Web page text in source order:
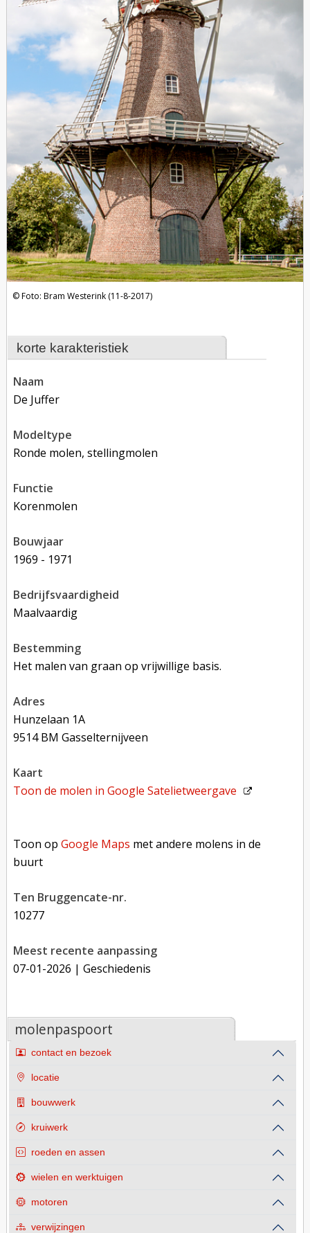
korte karakteristiek
naam
De Juffer
modeltype
Ronde molen, stellingmolen
functie
korenmolen
bouwjaar
1969 - 1971
bedrijfsvaardigheid
Maalvaardig
bestemming
Het malen van graan op vrijwillige basis.
adres
Hunzelaan 1A
9514 BM Gasselternijveen
kaart
Toon de molen inGoogle Satelietweergave
Toon opGoogle Maps met andere molens in de
buurt
Ten Bruggencate-nr.
10277
Meest recente aanpassing
07-01-2026 | Geschiedenis
Foto: Bram Westerink (11-8-2017)
molenpaspoort
contact en bezoek
locatie
bouwwerk
kruiwerk
roeden en assen
wielen en werktuigen
motoren
verwijzingen